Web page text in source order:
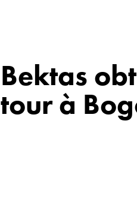
Bektas
tour à